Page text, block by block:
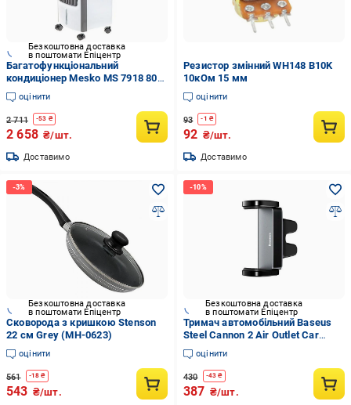
Безкоштовна доставка
в поштомати Епіцентр
Багатофункціональний
кондиціонер Mesko MS 7918 80
Вт White (6d7e4432)
оцінити
2 711 -53 ₴
2 658 ₴/шт.
Доставимо
Резистор змінний WH148 B10K
10кОм 15 мм
оцінити
93 -1 ₴
92 ₴/шт.
Доставимо
Безкоштовна доставка
в поштомати Епіцентр
Сковорода з кришкою Stenson
22 см Grey (MH-0623)
оцінити
561 -18 ₴
543 ₴/шт.
Безкоштовна доставка
в поштомати Епіцентр
Тримач автомобільний Baseus
Steel Cannon 2 Air Outlet Car
Mount SUGP000001 Black
(15bbf576)
оцінити
430 -43 ₴
387 ₴/шт.